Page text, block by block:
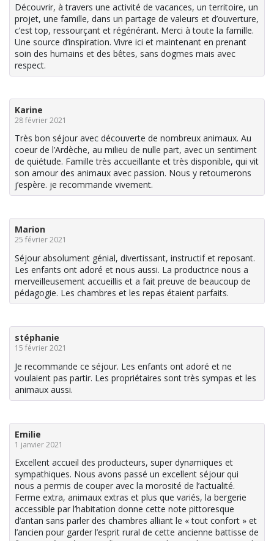
Découvrir, à travers une activité de vacances, un territoire, un
projet, une famille, dans un partage de valeurs et d’ouverture,
c’est top, ressourçant et régénérant. Merci à toute la famille.
Une source d’inspiration. Vivre ici et maintenant en prenant
soin des humains et des bêtes, sans dogmes mais avec
respect.
Karine
28 février 2021
Très bon séjour avec découverte de nombreux animaux. Au
coeur de l’Ardèche, au milieu de nulle part, avec un sentiment
de quiétude. Famille très accueillante et très disponible, qui vit
son amour des animaux avec passion. Nous y retournerons
j’espère. je recommande vivement.
Marion
25 février 2021
Séjour absolument génial, divertissant, instructif et reposant.
Les enfants ont adoré et nous aussi. La productrice nous a
merveilleusement accueillis et a fait preuve de beaucoup de
pédagogie. Les chambres et les repas étaient parfaits.
stéphanie
15 février 2021
Je recommande ce séjour. Les enfants ont adoré et ne
voulaient pas partir. Les propriétaires sont très sympas et les
animaux aussi.
Emilie
1 janvier 2021
Excellent accueil des producteurs, super dynamiques et
sympathiques. Nous avons passé un excellent séjour qui
nous a permis de couper avec la morosité de l’actualité.
Ferme extra, animaux extras et plus que variés, la bergerie
accessible par l’habitation donne cette note pittoresque
d’antan sans parler des chambres alliant le « tout confort » et
l’ancien pour garder l’esprit rural de cette ancienne battisse de